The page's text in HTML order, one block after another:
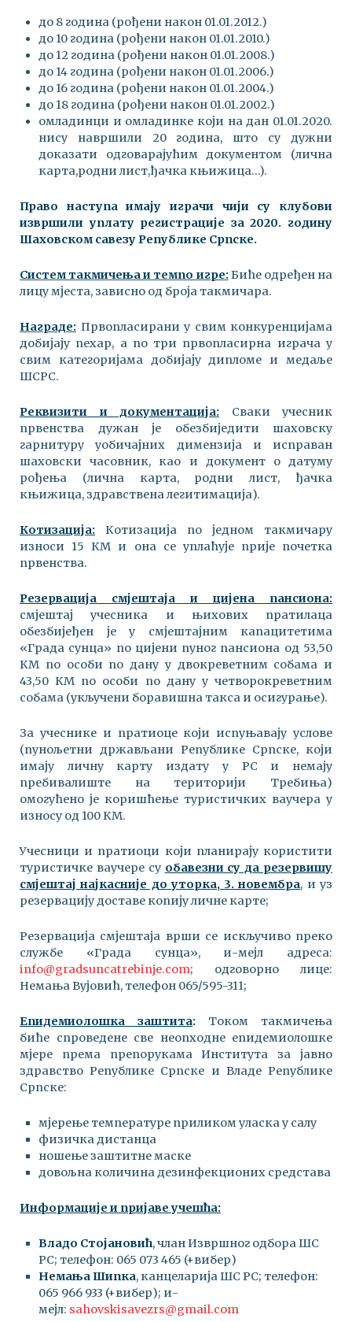
до 8 година (рођени након 01.01.2012.)
до 10 година (рођени након 01.01.2010.)
до 12 година (рођени након 01.01.2008.)
до 14 година (рођени након 01.01.2006.)
до 16 година (рођени након 01.01.2004.)
до 18 година (рођени након 01.01.2002.)
омладинци и омладинке који на дан 01.01.2020.
нису навршили 20 година, што су дужни
доказати одговарајућим документом (лична
карта,родни лист,ђачка књижица…).
Право наступа имају играчи чији су клубови
извршили уплату регистрације за 2020. годину
Шаховском савезу Републике Српске.
Систем такмичења и темпо игре:Биће одређен на
лицу мјеста, зависно од броја такмичара.
Награде: Првопласирани у свим конкуренцијама
добијају пехар, а по три првопласирна играча у
свим категоријама добијају дипломе и медаље
ШСРС.
Реквизити и документација: Сваки учесник
првенства дужан је обезбиједити шаховску
гарнитуру уобичајних димензија и исправан
шаховски часовник, као и документ о датуму
рођења (лична карта, родни лист, ђачка
књижица, здравствена легитимација).
Котизација: Котизација по једном такмичару
износи 15 КМ и она се уплаћује прије почетка
првенства.
Резервација смјештаја и цијена пансиона:
смјештај учесника и њихових пратилаца
обезбијеђен је у смјештајним капацитетима
«Града сунца» по цијени пуног пансиона од 53,50
КМ по особи по дану у двокреветним собама и
43,50 КМ по особи по дану у четворокреветним
собама (укључени боравишна такса и осигурање).
За учеснике и пратиоце који испуњавају услове
(пунољетни држављани Републике Српске, који
имају личну карту издату у РС и немају
пребивалиште на територији Требиња)
омогућено је коришћење туристичких ваучера у
износу од 100 КМ.
Учесници и пратиоци који планирају користити
туристичке ваучере су обавезни су да резервишу
смјештај најкасније до уторка, 3. новембра, и уз
резервацију доставе копију личне карте;
Резервација смјештаја врши се искључиво преко
службе «Града сунца», и-мејл адреса:
info@gradsuncatrebinje.com; одговорно лице:
Немања Вујовић, телефон 065/595-311;
Епидемиолошка заштита:
Током такмичења
биће спроведене све неопходне епидемиолошке
мјере према препорукама Института за јавно
здравство Републике Српске и Владе Републике
Српске:
мјерење температуре приликом уласка у салу
физичка дистанца
ношење заштитне маске
довољна количина дезинфекционих средстава
Информације и пријаве учешћа:
Владо Стојановић, члан Извршног одбора ШС
РС; телефон: 065 073 465 (+вибер)
Немања Шипка, канцеларија ШС РС; телефон:
065 966 933 (+вибер); и-
мејл: sahovskisavezrs@gmail.com